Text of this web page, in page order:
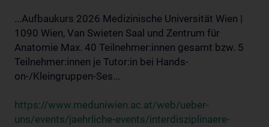
...Aufbaukurs 2026 Medizinische Universität Wien |
1090 Wien, Van Swieten Saal und Zentrum für
Anatomie Max. 40 Teilnehmer:innen gesamt bzw. 5
Teilnehmer:innen je Tutor:in bei Hands-
on-/Kleingruppen-Ses...
https://www.meduniwien.ac.at/web/ueber-
uns/events/jaehrliche-events/interdisziplinaere-